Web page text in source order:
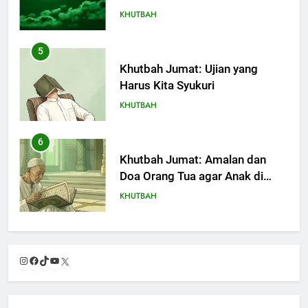
KHUTBAH
5
Khutbah Jumat: Ujian yang
Harus Kita Syukuri
KHUTBAH
6
Khutbah Jumat: Amalan dan
Doa Orang Tua agar Anak di
Pondok Pesantren Sukses Dunia
KHUTBAH
7
Instagram
Facebook
TikTok
YouTube